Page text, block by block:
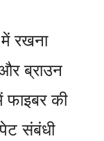
रखना
ब्राउन
की
संबंधी